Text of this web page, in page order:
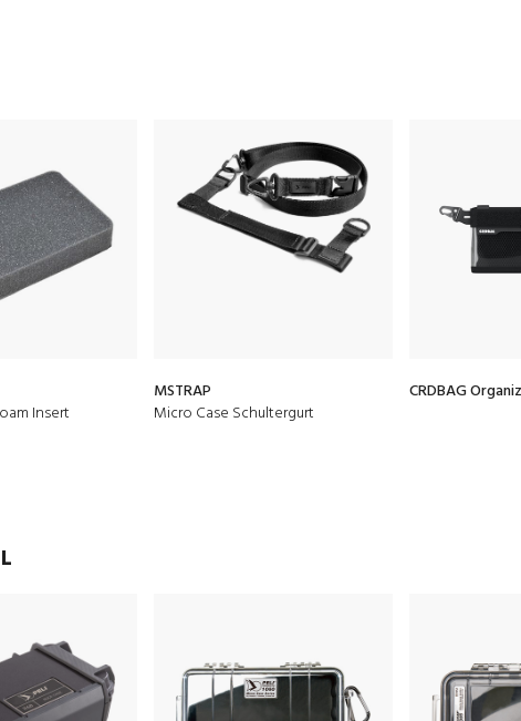
Insert
MSTRAP
Micro Case Schultergurt
CRDBAG